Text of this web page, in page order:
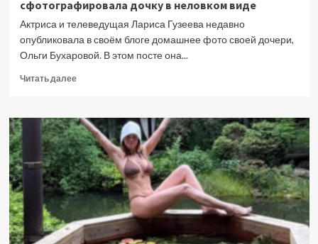
сфотографировала дочку в неловком виде
Актриса и телеведущая Лариса Гузеева недавно
опубликовала в своём блоге домашнее фото своей дочери,
Ольги Бухаровой. В этом посте она...
Читать далееПрочитать
Лариса
Гузеева
как
бы
случайно
сфотографировала
дочку
неловком
виде